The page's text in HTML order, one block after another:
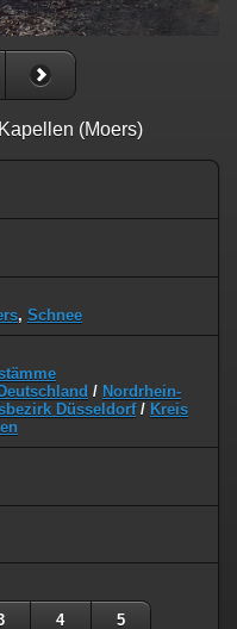
(Moers)
, Schnee
/ Nordrhein-
Düsseldorf/ Kreis
4 5